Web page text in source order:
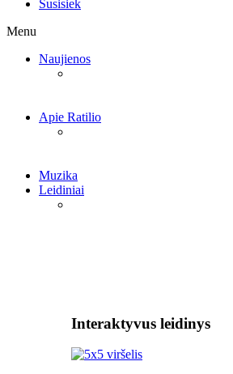
Susisiek
Menu
Naujienos
Apie Ratilio
Muzika
Leidiniai
Interaktyvus leidinys